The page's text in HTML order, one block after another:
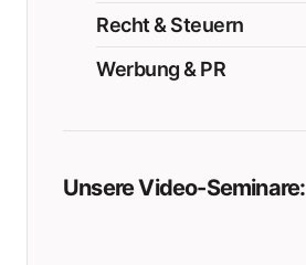
Recht & Steuern
Werbung & PR
Unsere Video-Seminare: